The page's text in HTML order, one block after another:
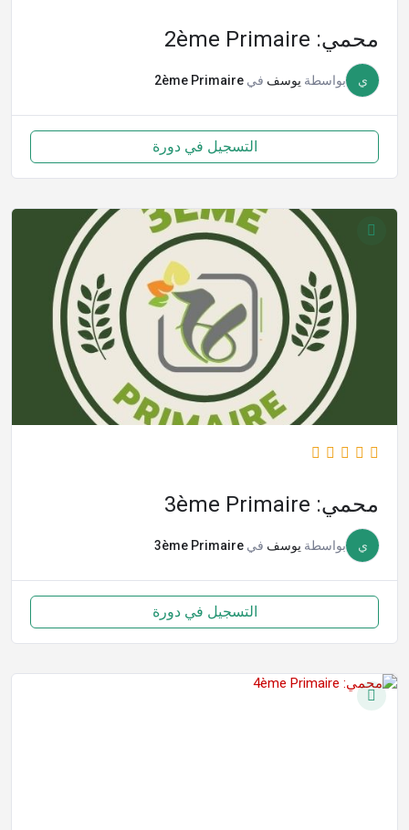
محمي: 2ème Primaire
ي بواسطة يوسف في 2ème Primaire
التسجيل في دورة
محمي: 3ème Primaire
ي بواسطة يوسف في 3ème Primaire
التسجيل في دورة